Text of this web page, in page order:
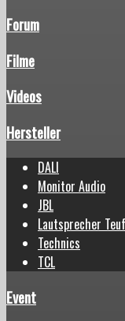
Forum
Filme
Videos
Hersteller
DALI
Monitor Audio
JBL
Lautsprecher
Technics
TCL
Event